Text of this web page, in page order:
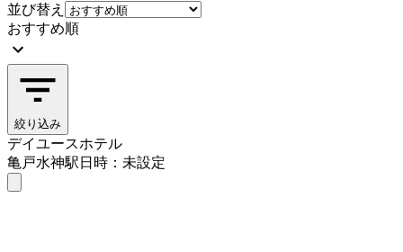
並び替え
おすすめ順
絞り込み
デイユースホテル
亀戸水神駅日時：未設定